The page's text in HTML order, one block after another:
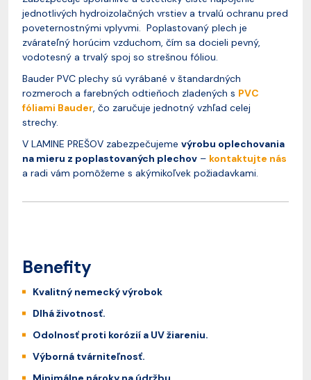
jednotlivých hydroizolačných vrstiev a trvalú ochranu pred
poveternostnými vplyvmi. Poplastovaný plech je
zvárateľný horúcim vzduchom, čím sa docieli pevný,
vodotesný a trvalý spoj so strešnou fóliou.
Bauder PVC plechy sú vyrábané v štandardných
rozmeroch a farebných odtieňoch zladených s PVC
fóliami Bauder, čo zaručuje jednotný vzhľad celej
strechy.
V LAMINE PREŠOV zabezpečujeme výrobu oplechovania
na mieru z poplastovaných plechov – kontaktujte nás
a radi vám pomôžeme s akýmikoľvek požiadavkami.
Benefity
Kvalitný nemecký výrobok
Dlhá životnosť.
Odolnosť proti korózií a UV žiareniu.
Výborná tvárniteľnosť.